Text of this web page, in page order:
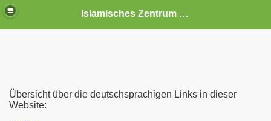
Islamisches Zentrum Schwerin e.V.
Übersicht über die deutschsprachigen Links in dieser
Website: